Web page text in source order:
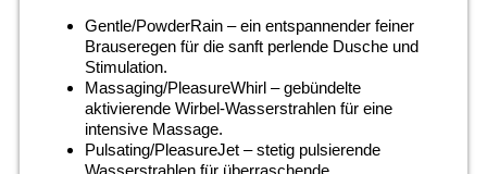
Gentle/PowderRain – ein entspannender feiner
Brauseregen für die sanft perlende Dusche und
Stimulation.
Massaging/PleasureWhirl – gebündelte
aktivierende Wirbel-Wasserstrahlen für eine
intensive Massage.
Pulsating/PleasureJet – stetig pulsierende
Wasserstrahlen für überraschende